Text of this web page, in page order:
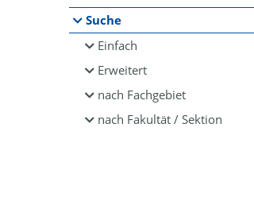
Suche
Einfach
Erweitert
nach Fachgebiet
nach Fakultät / Sektion